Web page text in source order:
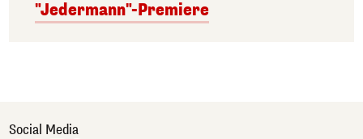
"Jedermann"-Premiere
Social Media